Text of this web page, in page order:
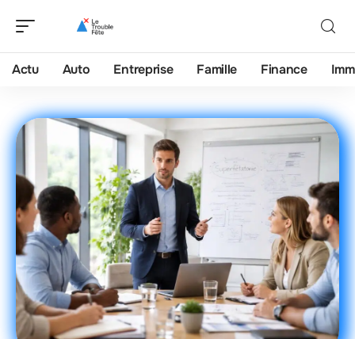
Actu Auto Entreprise Famille Finance